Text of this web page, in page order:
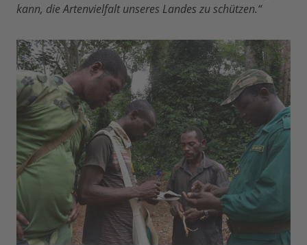
kann, die Artenvielfalt unseres Landes zu schützen.“